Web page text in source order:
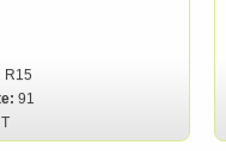
R15
91
T